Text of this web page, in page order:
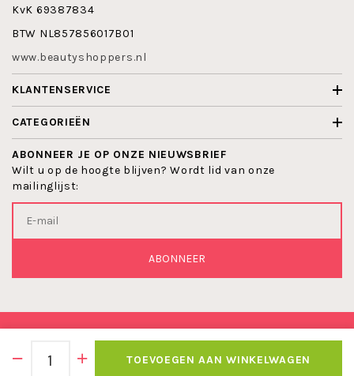
TOEVOEGEN AAN WINKELWAGEN
KvK 69387834
BTW NL857856017B01
www.beautyshoppers.nl
KLANTENSERVICE
CATEGORIEËN
ABONNEER JE OP ONZE NIEUWSBRIEF
Wilt u op de hoogte blijven? Wordt lid van onze
mailinglijst:
ABONNEER